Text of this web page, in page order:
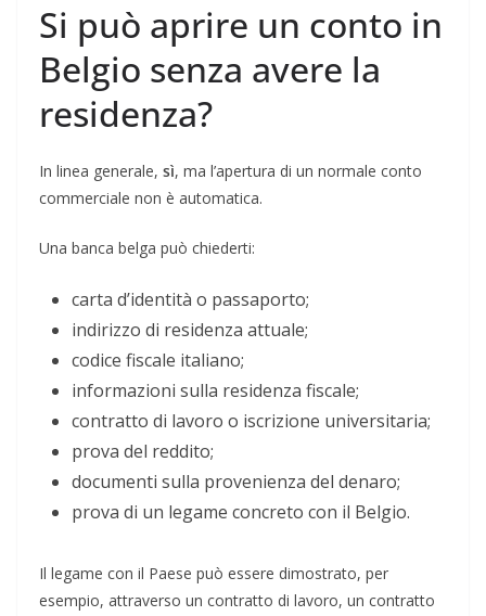
Si può aprire un conto in
Belgio senza avere la
residenza?
In linea generale, sì, ma l’apertura di un normale conto
commerciale non è automatica.
Una banca belga può chiederti:
carta d’identità o passaporto;
indirizzo di residenza attuale;
codice fiscale italiano;
informazioni sulla residenza fiscale;
contratto di lavoro o iscrizione universitaria;
prova del reddito;
documenti sulla provenienza del denaro;
prova di un legame concreto con il Belgio.
Il legame con il Paese può essere dimostrato, per
esempio, attraverso un contratto di lavoro, un contratto